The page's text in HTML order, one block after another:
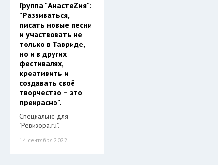
Группа "АнастеZия":
"Развиваться,
писать новые песни
и участвовать не
только в Тавриде,
но и в других
фестивалях,
креативить и
создавать своё
творчество – это
прекрасно".
Специально для
"Ревизора.ru".
14 сентября 2022